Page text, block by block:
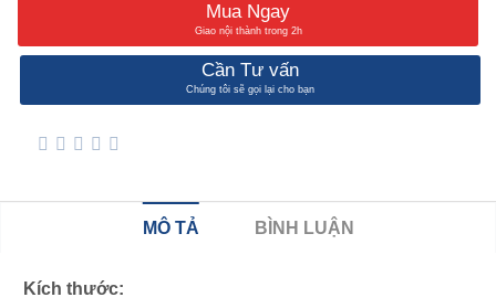
Mua Ngay
Giao nội thành trong 2h
Cần Tư vấn
Chúng tôi sẽ gọi lại cho bạn
MÔ TẢ BÌNH LUẬN
Kích thước: